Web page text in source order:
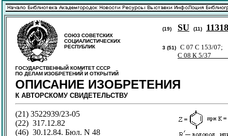
СОЮЗ СОВЕТСКИХ
СОЦИАЛИСТИЧЕСКИХ
РЕСПУБЛИК
(19) SU (11)
3 (51)
C 07 C 153/
C 08 К
ГОСУДАРСТВЕННЫЙ КОМИТЕТ СССР
ПО ДЕЛАМ ИЗОБРЕТЕНИЙ И ОТКРЫТИЙ
ОПИСАНИЕ ИЗОБРЕТЕНИЯ
К АВТОРСКОМУ СВИДЕТЕЛЬСТВУ
(21) 3522939/23-05
(22) 317.12.82
(46) 30.12.84. Бюл. N 48